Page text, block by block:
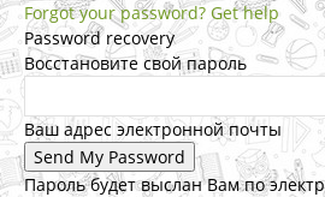
Forgot your password? Get help
Password recovery
Восстановите свой пароль
Ваш адрес электронной почты
Пароль будет выслан Вам по